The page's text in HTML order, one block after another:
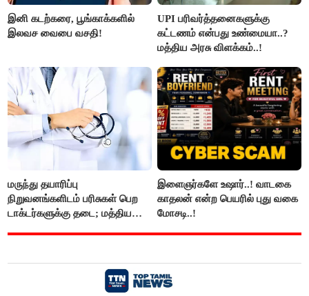
இனி கடற்கரை, பூங்காக்களில்
இலவச வைபை வசதி!
UPI பரிவர்த்தனைகளுக்கு
கட்டணம் என்பது உண்மையா..?
மத்திய அரசு விளக்கம்..!
மருந்து தயாரிப்பு
நிறுவனங்களிடம் பரிசுகள் பெற
டாக்டர்களுக்கு தடை; மத்திய
இளைஞர்களே உஷார்..! வாடகை
காதலன் என்ற பெயரில் புது வகை
மோசடி..!